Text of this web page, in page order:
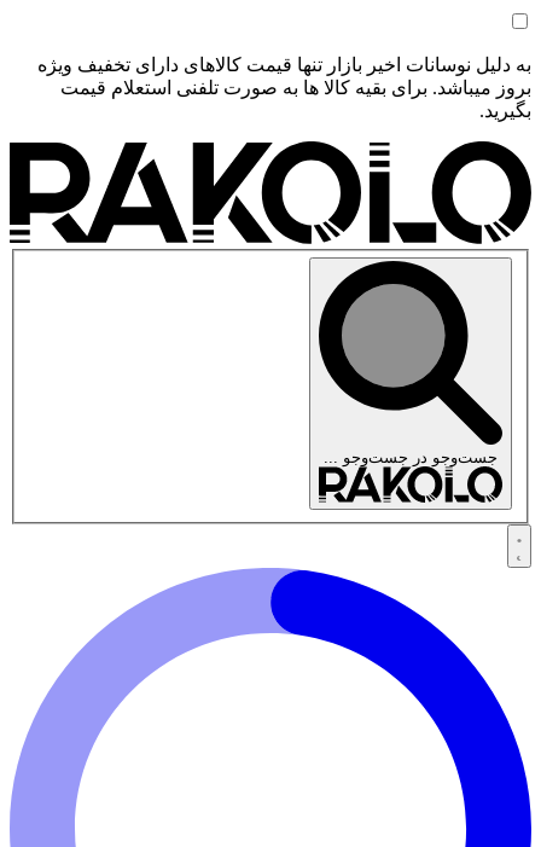
به دلیل نوسانات اخیر بازار تنها قیمت کالاهای دارای تخفیف ویژه
بروز میباشد. برای بقیه کالا ها به صورت تلفنی استعلام قیمت
بگیرید.
جست‌وجو در جست‌وجو ...